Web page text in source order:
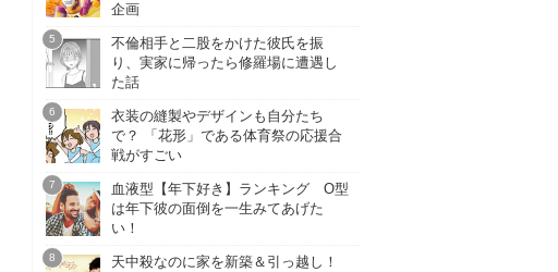
企画
不倫相手と二股をかけた彼氏を振
り、実家に帰ったら修羅場に遭遇し
た話
衣装の縫製やデザインも自分たち
で？ 「花形」である体育祭の応援合
戦がすごい
血液型【年下好き】ランキング O型
は年下彼の面倒を一生みてあげた
い！
天中殺なのに家を新築＆引っ越し！